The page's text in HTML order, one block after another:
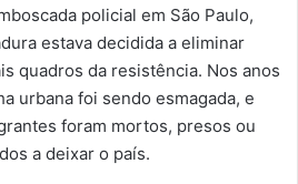
policial em São Paulo,
estava decidida a eliminar
quadros da resistência. Nos anos
urbana foi sendo esmagada, e
foram mortos, presos ou
a deixar o país.